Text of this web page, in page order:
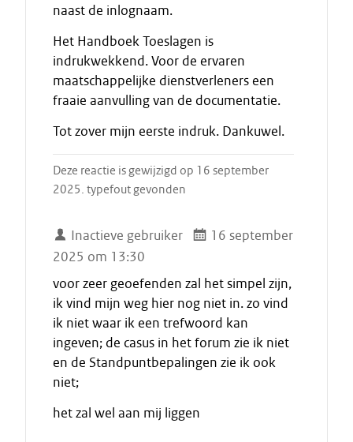
naast de inlognaam.
Het Handboek Toeslagen is
indrukwekkend. Voor de ervaren
maatschappelijke dienstverleners een
fraaie aanvulling van de documentatie.
Tot zover mijn eerste indruk. Dankuwel.
Deze reactie is gewijzigd op 16 september
2025. typefout gevonden
Inactieve gebruiker
16 september
2025 om 13:30
voor zeer geoefenden zal het simpel zijn,
ik vind mijn weg hier nog niet in. zo vind
ik niet waar ik een trefwoord kan
ingeven; de casus in het forum zie ik niet
en de Standpuntbepalingen zie ik ook
niet;
het zal wel aan mij liggen